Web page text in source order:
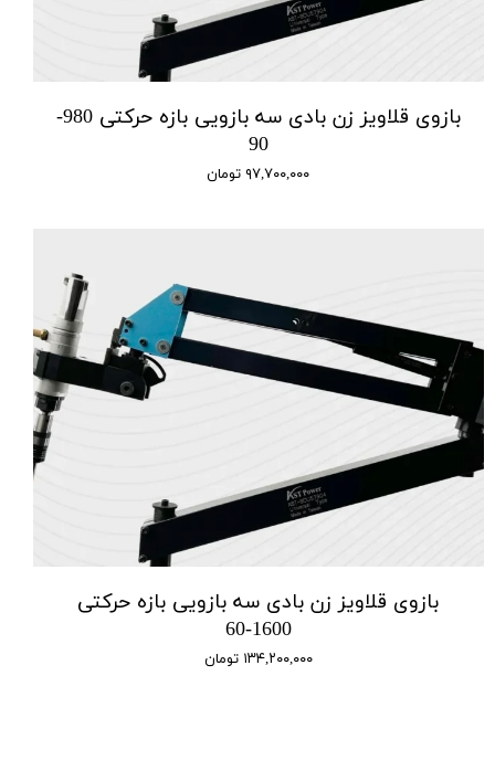
بازوی قلاویز زن بادی سه بازویی بازه حرکتی 980-
90
۹۷,۷۰۰,۰۰۰ تومان
بازوی قلاویز زن بادی سه بازویی بازه حرکتی
1600-60
۱۳۴,۲۰۰,۰۰۰ تومان